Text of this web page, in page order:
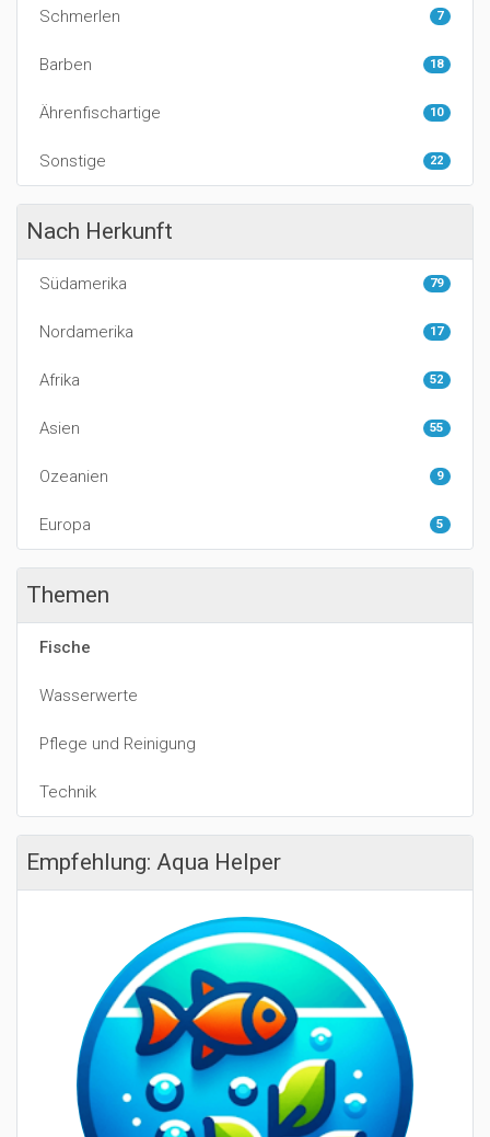
Schmerlen 7
Barben 18
Ährenfischartige 10
Sonstige 22
Nach Herkunft
Südamerika 79
Nordamerika 17
Afrika 52
Asien 55
Ozeanien 9
Europa 5
Themen
Fische
Wasserwerte
Pflege und Reinigung
Technik
Empfehlung: Aqua Helper